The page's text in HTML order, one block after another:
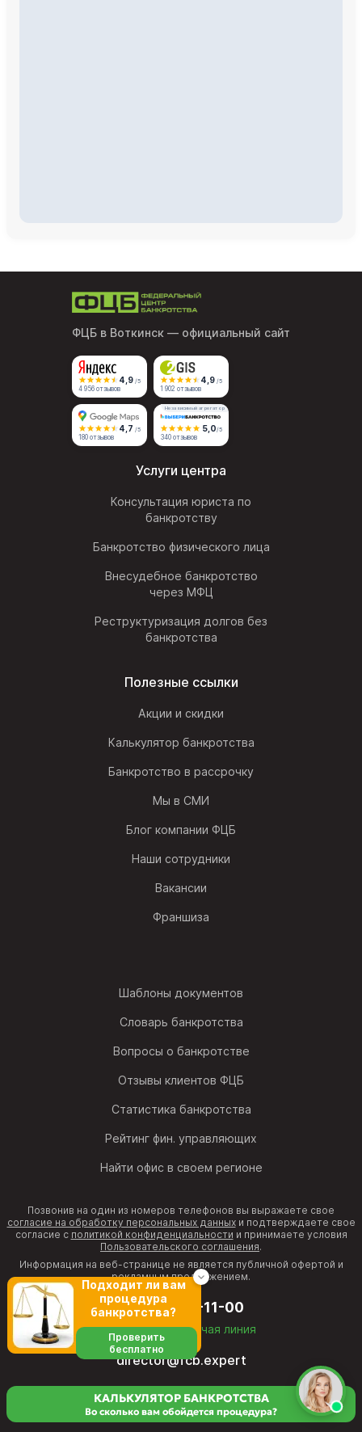
ФЦБ в Воткинск — официальный сайт
4,9 /5
4 956 отзывов
4,9 /5
1 902 отзывов
4,7 /5
180 отзывов
Независимый агрегатор
5,0/5
340 отзывов
Услуги центра
Консультация юриста по
банкротству
Банкротство физического лица
Внесудебное банкротство
через МФЦ
Реструктуризация долгов без
банкротства
Полезные ссылки
Акции и скидки
Калькулятор банкротства
Банкротство в рассрочку
Мы в СМИ
Блог компании ФЦБ
Наши сотрудники
Вакансии
Франшиза
Шаблоны документов
Словарь банкротства
Вопросы о банкротстве
Отзывы клиентов ФЦБ
Статистика банкротства
Рейтинг фин. управляющих
Найти офис в своем регионе
Позвонив на один из номеров телефонов вы выражаете свое
согласие на обработку персональных данныхи подтверждаете свое
согласие с политикой конфиденциальности и принимаете условия
Пользовательского соглашения.
Информация на веб-странице не является публичной офертой и
рекламным предложением.
8 (800) 511-11-00
бесплатная горячая линия
director@fcb.expert
КАЛЬКУЛЯТОР БАНКРОТСТВА
Во сколько вам обойдется процедура?
Подходит ли вам
процедура
банкротства?
Проверить
бесплатно